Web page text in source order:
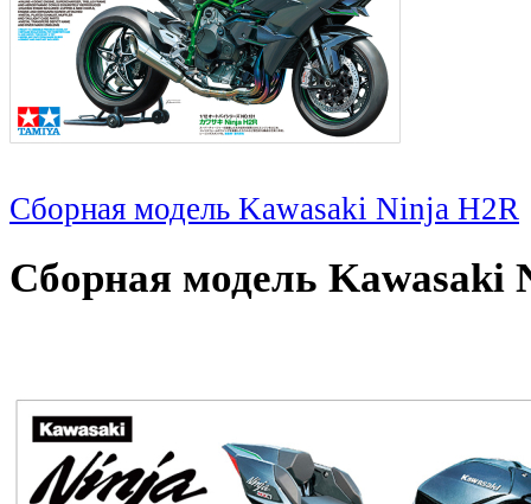
Сборная модель Kawasaki Ninja H2R
Сборная модель Kawasaki